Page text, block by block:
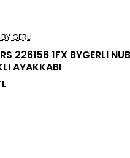
GERLI
226156 1FX BYGERLI
AYAKKABI